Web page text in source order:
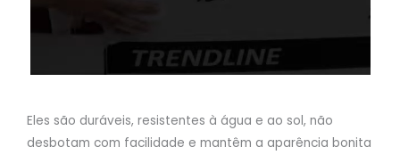
Eles são duráveis, resistentes à água e ao sol, não
desbotam com facilidade e mantêm a aparência bonita